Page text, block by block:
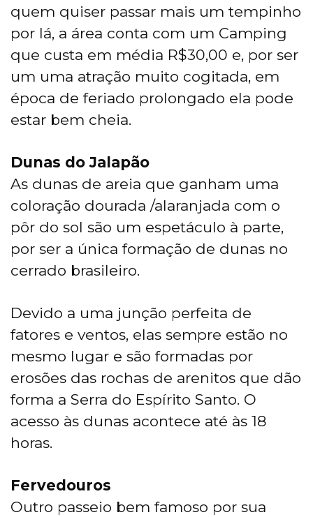
quem quiser passar mais um tempinho
por lá, a área conta com um Camping
que custa em média R$30,00 e, por ser
um uma atração muito cogitada, em
época de feriado prolongado ela pode
estar bem cheia.
Dunas do Jalapão
As dunas de areia que ganham uma
coloração dourada /alaranjada com o
pôr do sol são um espetáculo à parte,
por ser a única formação de dunas no
cerrado brasileiro.
Devido a uma junção perfeita de
fatores e ventos, elas sempre estão no
mesmo lugar e são formadas por
erosões das rochas de arenitos que dão
forma a Serra do Espírito Santo. O
acesso às dunas acontece até às 18
horas.
Fervedouros
Outro passeio bem famoso por sua